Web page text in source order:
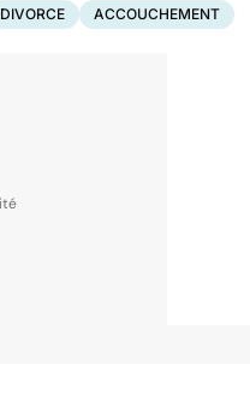
DIVORCE ACCOUCHEMENT